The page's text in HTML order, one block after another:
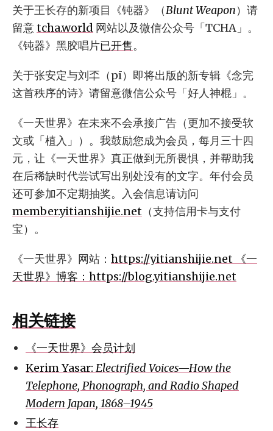
关于王长存的新项目《钝器》（Blunt Weapon）请
留意tcha.world 网站以及微信公众号「TCHA」。
《钝器》黑胶唱片已开售。
关于张安定与刘㔻（pī）即将出版的新专辑《念完
这首秩序的诗》请留意微信公众号「好人神棍」。
《一天世界》在未来不会承接广告（更加不接受软
文或「植入」）。我鼓励您成为会员，每月三十四
元，让《一天世界》真正做到无所畏惧，并帮助我
在后稀缺时代尝试写出别处没有的文字。年付会员
还可参加不定期抽奖。入会信息请访问
member.yitianshijie.net （支持信用卡与支付
宝）。
《一天世界》网站： https://yitianshijie.net 《一
天世界》博客： https://blog.yitianshijie.net
相关链接
《一天世界》会员计划
Kerim Yasar: Electrified Voices—How the
Telephone, Phonograph, and Radio Shaped
Modern Japan, 1868–1945
王长存